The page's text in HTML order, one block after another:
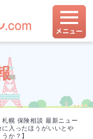
札幌 保険相談 最新ニュー
入ったほうがいいとや
か？】